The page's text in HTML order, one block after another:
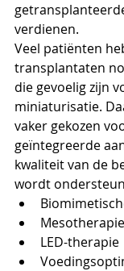
verdienen.
Veel patiënten
transplantaten
die gevoelig zijn
miniaturisatie.
vaker gekozen
geïntegreerde
kwaliteit van de
wordt
Mesotherapie
LED-therapie